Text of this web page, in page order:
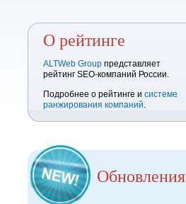
О рейтинге
ALTWeb Group представляет
рейтинг SEO-компаний России.
Подробнее о рейтинге и системе
ранжирования компаний.
Обновления